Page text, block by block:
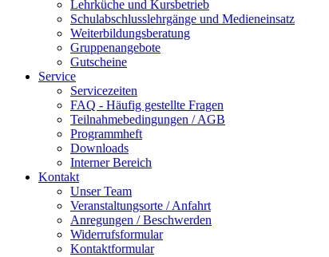
Lehrküche und Kursbetrieb
Schulabschlusslehrgänge und Medieneinsatz
Weiterbildungsberatung
Gruppenangebote
Gutscheine
Service
Servicezeiten
FAQ - Häufig gestellte Fragen
Teilnahmebedingungen / AGB
Programmheft
Downloads
Interner Bereich
Kontakt
Unser Team
Veranstaltungsorte / Anfahrt
Anregungen / Beschwerden
Widerrufsformular
Kontaktformular